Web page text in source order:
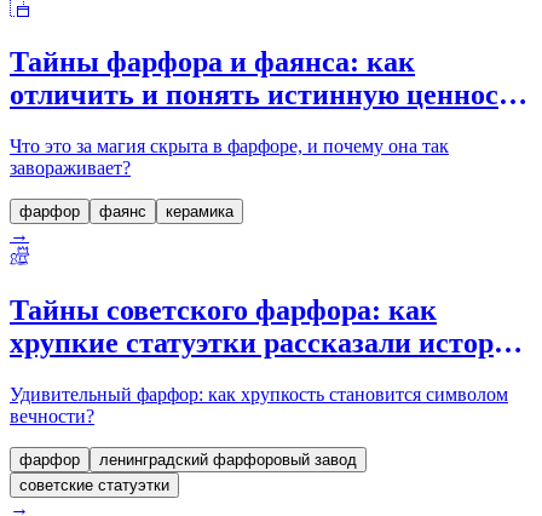
Тайны фарфора и фаянса: как
отличить и понять истинную ценность
Что это за магия скрыта в фарфоре, и почему она так
завораживает?
фарфор фаянс керамика
→
Тайны советского фарфора: как
хрупкие статуэтки рассказали историю
домах
Удивительный фарфор: как хрупкость становится символом
вечности?
фарфор
ленинградский фарфоровый завод
советские статуэтки
→